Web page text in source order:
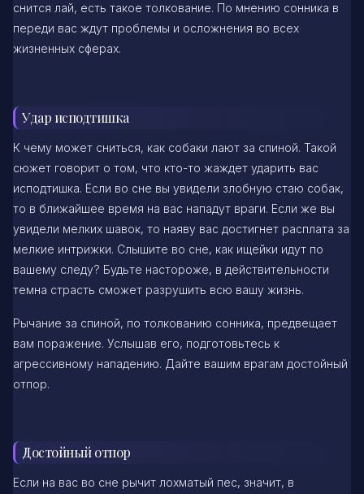
снится лай, есть такое толкование. По мнению сонника в
переди вас ждут проблемы и осложнения во всех
жизненных сферах.
Удар исподтишка
К чему может сниться, как собаки лают за спиной. Такой
сюжет говорит о том, что кто-то жаждет ударить вас
исподтишка. Если во сне вы увидели злобную стаю собак,
то в ближайшее время на вас нападут враги. Если же вы
увидели мелких шавок, то наяву вас достигнет расплата за
мелкие интрижки. Слышите во сне, как ищейки идут по
вашему следу? Будьте настороже, в действительности
темна страсть сможет разрушить всю вашу жизнь.
Рычание за спиной, по толкованию сонника, предвещает
вам поражение. Услышав его, подготовьтесь к
агрессивному нападению. Дайте вашим врагам достойный
отпор.
Достойный отпор
Если на вас во сне рычит лохматый пес, значит, в